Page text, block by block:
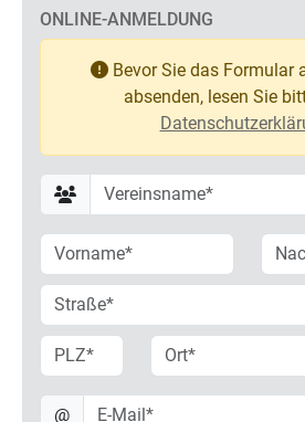
ONLINE-ANMELDUNG
Bevor Sie das Formular
absenden, lesen Sie
@